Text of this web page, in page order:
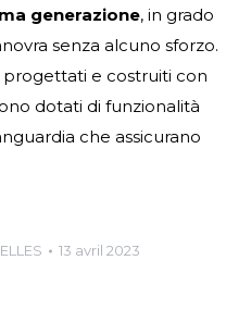
generazione, in grado
senza alcuno sforzo.
progettati e costruiti con
dotati di funzionalità
che assicurano
13 avril 2023